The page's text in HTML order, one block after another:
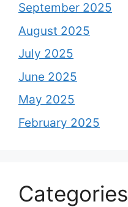
September 2025
August 2025
July 2025
June 2025
May 2025
February 2025
Categories